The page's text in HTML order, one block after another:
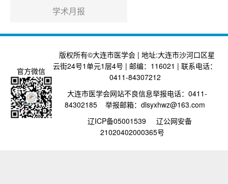
学术月报
官方微信
版权所有©大连市医学会 | 地址:大连市沙河口区星
云街24号1单元1层4号 | 邮编：116021 | 联系电话：
0411-84307212
大连市医学会网站不良信息举报电话：0411-
84302185 举报邮箱：dlsyxhwz@163.com
辽ICP备05001539
辽公网安备
21020402000365号